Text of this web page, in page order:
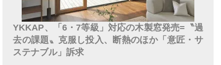
YKKAP、「6・7等級」対応の木製窓発売=〝過
去の課題〟克服し投入、断熱のほか「意匠・サ
ステナブル」訴求